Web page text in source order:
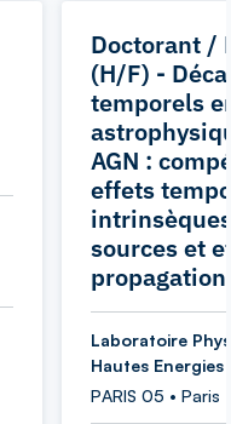
Doctorant /
(H/F) -
temporels
AGN :
effets
sources et
propagation
Laboratoire
Hautes Energies
PARIS 05 • Paris